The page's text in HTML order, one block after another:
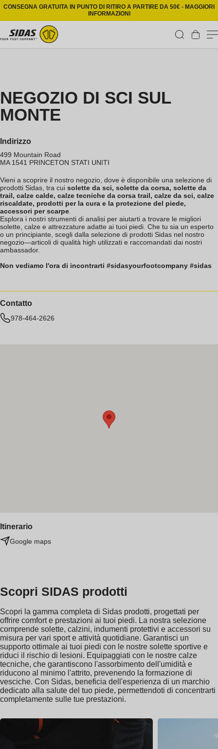
Vai direttamente ai contenuti
CONSEGNA GRATUITA IN PUNTO DI RITIRO A PARTIRE DA 50€ - MAGGIORI
INFORMAZIONI
Carrello
NEGOZIO DI SCI SUL
MONTE
Indirizzo
499 Mountain Road
MA 1541 PRINCETON STATI UNITI
Vieni a scoprire il nostro negozio, dove è disponibile una selezione di
prodotti Sidas, tra cui solette da sci, solette da corsa, solette da
trail, calze calde, calze tecniche da corsa trail, calze da sci, calze
riscaldate, prodotti per la cura e la protezione del piede,
accessori per scarpe.
Esplora i nostri strumenti di analisi per aiutarti a trovare le migliori
solette, calze e attrezzature adatte ai tuoi piedi. Che tu sia un esperto
o un principiante, scegli dalla selezione di prodotti Sidas nel nostro
negozio—articoli di qualità high utilizzati e raccomandati dai nostri
ambassador.
Non vediamo l'ora di incontrarti #sidasyourfootcompany #sidas
Itinerario
Google maps
Contatto
978-464-2626
Scopri SIDAS prodotti
Scopri la gamma completa di Sidas prodotti, progettati per
offrire comfort e prestazioni ai tuoi piedi. La nostra selezione
comprende solette, calzini, indumenti protettivi e accessori su
misura per vari sport e attività quotidiane. Garantisci un
supporto ottimale ai tuoi piedi con le nostre solette sportive e
riduci il rischio di lesioni. Equipaggiati con le nostre calze
tecniche, che garantiscono l'assorbimento dell'umidità e
riducono al minimo l'attrito, prevenendo la formazione di
vesciche. Con Sidas, beneficia dell'esperienza di un marchio
dedicato alla salute del tuo piede, permettendoti di concentrarti
completamente sulle tue prestazioni.